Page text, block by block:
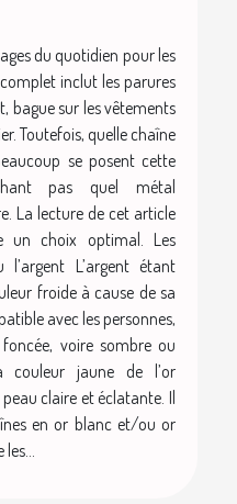
du quotidien pour les
inclut les parures
bague sur les vêtements
Toutefois, quelle chaîne
se posent cette
pas quel métal
La lecture de cet article
un choix optimal. Les
L’argent étant
froide à cause de sa
avec les personnes,
voire sombre ou
couleur jaune de l’or
claire et éclatante. Il
en or blanc et/ou or